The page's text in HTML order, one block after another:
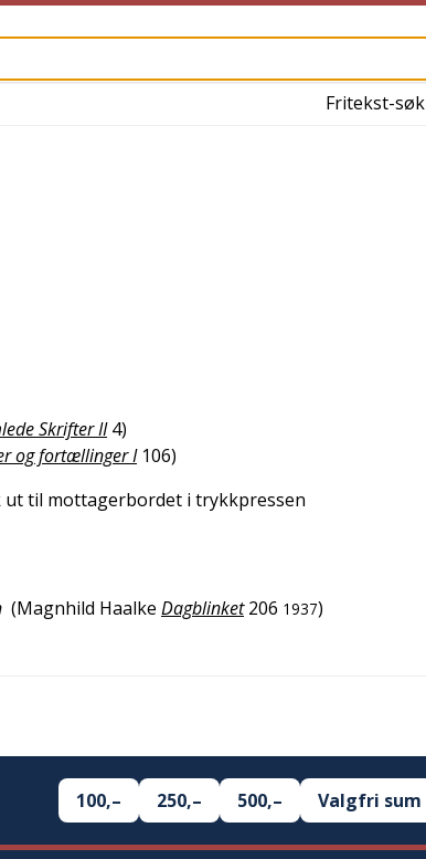
Fritekst-søk
Skrifter II 4)
og fortællinger I 106)
til mottagerbordet i trykkpressen
(Magnhild Haalke Dagblinket 206 1937)
100,– 250,– 500,– Valgfri sum